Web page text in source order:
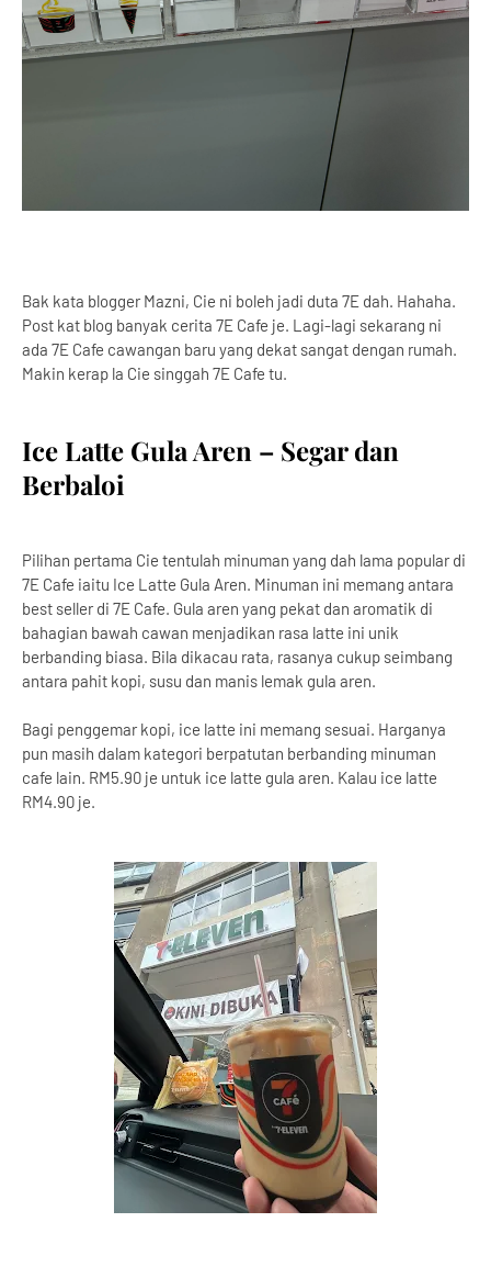
Bak kata blogger Mazni, Cie ni boleh jadi duta 7E dah. Hahaha.
Post kat blog banyak cerita 7E Cafe je. Lagi-lagi sekarang ni
ada 7E Cafe cawangan baru yang dekat sangat dengan rumah.
Makin kerap la Cie singgah 7E Cafe tu.
Ice Latte Gula Aren – Segar dan
Berbaloi
Pilihan pertama Cie tentulah minuman yang dah lama popular di
7E Cafe iaitu Ice Latte Gula Aren. Minuman ini memang antara
best seller di 7E Cafe. Gula aren yang pekat dan aromatik di
bahagian bawah cawan menjadikan rasa latte ini unik
berbanding biasa. Bila dikacau rata, rasanya cukup seimbang
antara pahit kopi, susu dan manis lemak gula aren.
Bagi penggemar kopi, ice latte ini memang sesuai. Harganya
pun masih dalam kategori berpatutan berbanding minuman
cafe lain. RM5.90 je untuk ice latte gula aren. Kalau ice latte
RM4.90 je.